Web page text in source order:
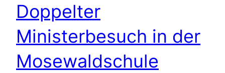
Doppelter
Ministerbesuch in der
Mosewaldschule